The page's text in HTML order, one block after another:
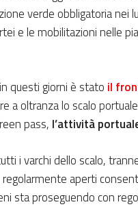
verde obbligatoria nei
e le mobilitazioni nelle
questi giorni è stato il
a oltranza lo scalo
pass, ​l’attività
i varchi dello scalo,
aperti
sta proseguendo con